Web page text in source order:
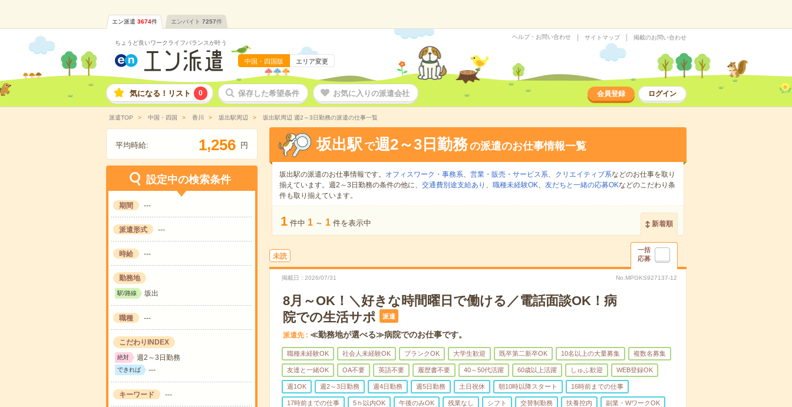
エン派遣 3674件 エンバイト 7257件
ちょうど良いワークライフバランスが叶う
中国・四国版 エリア変更
ヘルプ・お問い合わせ サイトマップ 掲載のお問い合わせ
気になる！リスト 0 保存した希望条件 お気に入りの派遣会社 会員登録 ログイン
派遣TOP 中国・四国 香川 坂出駅周辺 坂出駅周辺 週2～3日勤務の派遣の仕事一覧
平均時給: 1,256 円
設定中の検索条件
期間 ---
派遣形式 ---
時給 ---
勤務地
駅/路線 坂出
職種 ---
こだわりINDEX
絶対 週2～3日勤務
できれば ---
キーワード ---
坂出駅 で週2～3日勤務の派遣のお仕事情報一覧
坂出駅の派遣のお仕事情報です。 オフィスワーク・事務系、 営業・販売・サービス系、 クリエイティブ系などのお仕事を取り
揃えています。週2～3日勤務の条件の他に、 交通費別途支給あり 、 職種未経験OK、 友だちと一緒の応募OKなどのこだわり条
件も取り揃えています。
1 件中 1 ～ 1 件を表示中 新着順
未読
一括
応募
掲載日 2026/07/31 No.MPGKS927137-12
8月～OK！＼好きな時間曜日で働ける／電話面談OK！病
院での生活サポ
派遣
派遣先 ≪勤務地が選べる≫病院でのお仕事です。
職種未経験OK 社会人未経験OK ブランクOK 大学生歓迎 既卒第二新卒OK 10名以上の大量募集 複数名募集
友達と一緒OK OA不要 英語不要 履歴書不要 40～50代活躍 60歳以上活躍 しゅふ歓迎 WEB登録OK
週1OK 週2～3日勤務 週4日勤務 週5日勤務 土日祝休 朝10時以降スタート 16時前までの仕事
17時前までの仕事 5ｈ以内OK 午後のみOK 残業なし シフト 交替制勤務 扶養控内 副業・WワークOK